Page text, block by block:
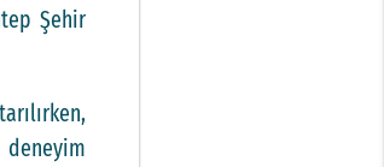
Şehir